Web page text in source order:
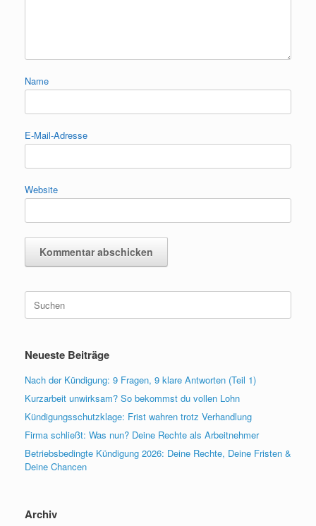
Name
E-Mail-Adresse
Website
nach:
Neueste Beiträge
Nach der Kündigung: 9 Fragen, 9 klare Antworten (Teil 1)
Kurzarbeit unwirksam? So bekommst du vollen Lohn
Kündigungsschutzklage: Frist wahren trotz Verhandlung
Firma schließt: Was nun? Deine Rechte als Arbeitnehmer
Betriebsbedingte Kündigung 2026: Deine Rechte, Deine Fristen &
Deine Chancen
Archiv